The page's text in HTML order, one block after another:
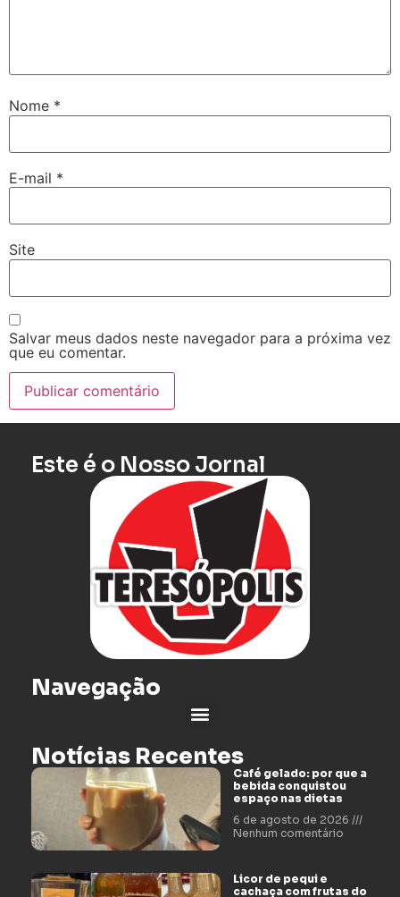
Nome *
E-mail *
Site
Salvar meus dados neste navegador para a próxima vez
que eu comentar.
Este é o Nosso Jornal
Navegação
Notícias Recentes
Café gelado: por que a
bebida conquistou
espaço nas dietas
6 de agosto de 2026
Nenhum comentário
Licor de pequi e
cachaça com frutas do